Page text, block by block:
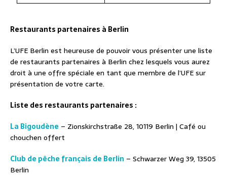
Restaurants partenaires à Berlin
L’UFE Berlin est heureuse de pouvoir vous présenter une liste
de restaurants partenaires à Berlin chez lesquels vous aurez
droit à une offre spéciale en tant que membre de l’UFE sur
présentation de votre carte.
Liste des restaurants partenaires :
La Bigoudène – Zionskirchstraße 28, 10119 Berlin | Café ou
chouchen offert
Club de pêche français de Berlin – Schwarzer Weg 39, 13505
Berlin